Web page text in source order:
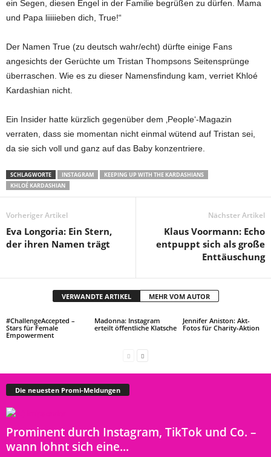
ein Segen, diesen Engel in der Familie begrüßen zu dürfen. Mama
und Papa liiiiieben dich, True!“
Der Namen True (zu deutsch wahr/echt) dürfte einige Fans
angesichts der Gerüchte um Tristan Thompsons Seitensprünge
überraschen. Wie es zu dieser Namensfindung kam, verriet Khloé
Kardashian nicht.
Ein Insider hatte kürzlich gegenüber dem ‚People‘-Magazin
verraten, dass sie momentan nicht einmal wütend auf Tristan sei,
da sie sich voll und ganz auf das Baby konzentriere.
SCHLAGWORTE INSTAGRAM
KEEPING UP WITH THE KARDASHIANS
KHLOÉ KARDASHIAN
Vorheriger Artikel
Eva Longoria: Ein Stern,
der ihren Namen trägt
Nächster Artikel
Klaus Voormann: Echo
entpuppt sich als große
Enttäuschung
VERWANDTE ARTIKEL MEHR VOM AUTOR
#ChallengeAccepted –
Stars für Female
Empowerment
Madonna: Instagram
erteilt öffentliche Klatsche
Jennifer Aniston: Akt-
Fotos für Charity-Aktion
Die neuesten Promi-Meldungen
Prominent durch Instagram, TikTok und Co. –
wann lohnt sich eine...